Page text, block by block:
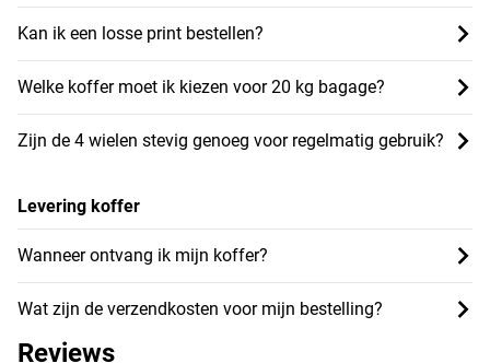
Kan ik een losse print bestellen?
Welke koffer moet ik kiezen voor 20 kg bagage?
Zijn de 4 wielen stevig genoeg voor regelmatig gebruik?
Levering koffer
Wanneer ontvang ik mijn koffer?
Wat zijn de verzendkosten voor mijn bestelling?
Reviews